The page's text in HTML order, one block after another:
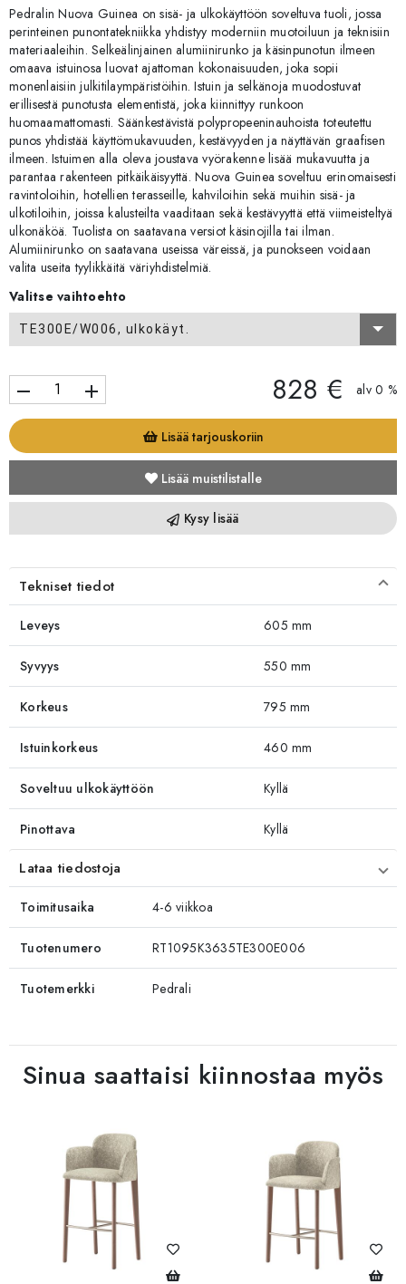
Pedralin Nuova Guinea on sisä- ja ulkokäyttöön soveltuva tuoli, jossa
perinteinen punontatekniikka yhdistyy moderniin muotoiluun ja teknisiin
materiaaleihin. Selkeälinjainen alumiinirunko ja käsinpunotun ilmeen
omaava istuinosa luovat ajattoman kokonaisuuden, joka sopii
monenlaisiin julkitilaympäristöihin. Istuin ja selkänoja muodostuvat
erillisestä punotusta elementistä, joka kiinnittyy runkoon
huomaamattomasti. Säänkestävistä polypropeeninauhoista toteutettu
punos yhdistää käyttömukavuuden, kestävyyden ja näyttävän graafisen
ilmeen. Istuimen alla oleva joustava vyörakenne lisää mukavuutta ja
parantaa rakenteen pitkäikäisyyttä. Nuova Guinea soveltuu erinomaisesti
ravintoloihin, hotellien terasseille, kahviloihin sekä muihin sisä- ja
ulkotiloihin, joissa kalusteilta vaaditaan sekä kestävyyttä että viimeisteltyä
ulkonäköä. Tuolista on saatavana versiot käsinojilla tai ilman.
Alumiinirunko on saatavana useissa väreissä, ja punokseen voidaan
valita useita tyylikkäitä väriyhdistelmiä.
Valitse vaihtoehto
TE300E/W006, ulkokäyt.
remove add 828 € alv 0 %
Lisää tarjouskoriin
Lisää muistilistalle
Kysy lisää
Tekniset tiedot
Leveys 605 mm
Syvyys 550 mm
Korkeus 795 mm
Istuinkorkeus 460 mm
Soveltuu ulkokäyttöön Kyllä
Pinottava Kyllä
Lataa tiedostoja
Toimitusaika 4-6 viikkoa
Tuotenumero RT1095K3635TE300E006
Tuotemerkki Pedrali
Sinua saattaisi kiinnostaa myös